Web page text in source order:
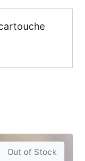
Out of Stock